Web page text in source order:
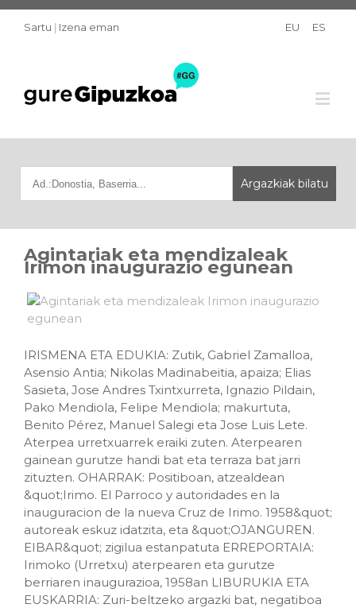
Sartu | Izena eman EU ES
Agintariak eta mendizaleak
Irimon inaugurazio egunean
IRISMENA ETA EDUKIA: Zutik, Gabriel Zamalloa,
Asensio Antia; Nikolas Madinabeitia, apaiza; Elias
Sasieta, Jose Andres Txintxurreta, Ignazio Pildain,
Pako Mendiola, Felipe Mendiola; makurtuta,
Benito Pérez, Manuel Salegi eta Jose Luis Lete.
Aterpea urretxuarrek eraiki zuten. Aterpearen
gainean gurutze handi bat eta terraza bat jarri
zituzten. OHARRAK: Positiboan, atzealdean
&quot;Irimo. El Parroco y autoridades en la
inauguracion de la nueva Cruz de Irimo. 1958&quot;
autoreak eskuz idatzita, eta &quot;OJANGUREN.
EIBAR&quot; zigilua estanpatuta ERREPORTAIA:
Irimoko (Urretxu) aterpearen eta gurutze
berriaren inaugurazioa, 1958an LIBURUKIA ETA
EUSKARRIA: Zuri-beltzeko argazki bat, negatiboa